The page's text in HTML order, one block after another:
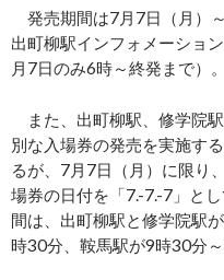
発売期間は7月7日（月）
出町柳駅インフォメーショ
月7日のみ6時～終発まで）。
また、出町柳駅、修学院
別な入場券の発売を実施す
るが、7月7日（月）に限り
場券の日付を「7.-7.-7」と
間は、出町柳駅と修学院駅
時30分、鞍馬駅が9時30分～